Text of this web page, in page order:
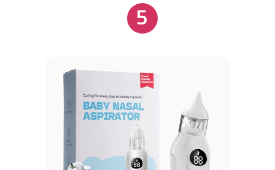
com materiais livres de BPA, apresenta design
desmontável que facilita a limpeza, garantindo
5